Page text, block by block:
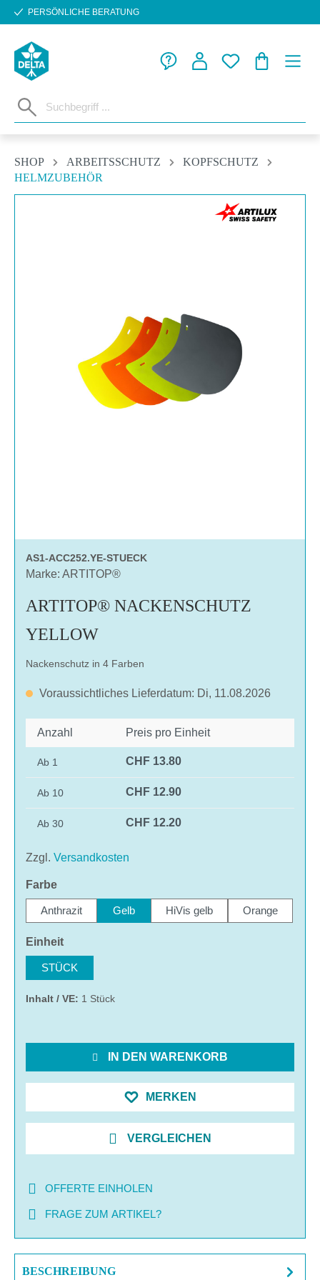
Zum Hauptinhalt springen
PERSÖNLICHE BERATUNG
SHOP ARBEITSSCHUTZ
KOPFSCHUTZ
HELMZUBEHÖR
AS1-ACC252.YE-STUECK
Marke: ARTITOP®
ARTITOP® NACKENSCHUTZ
YELLOW
Nackenschutz in 4 Farben
Voraussichtliches Lieferdatum: Di, 11.08.2026
Anzahl Preis pro Einheit
Ab 1 CHF 13.80
Ab 10 CHF 12.90
Ab 30 CHF 12.20
Zzgl. Versandkosten
Farbeauswählen
Anthrazit Gelb HiVis gelb Orange
Einheitauswählen
STÜCK
Inhalt / VE: 1 Stück
IN DEN WARENKORB
MERKEN
VERGLEICHEN
OFFERTE EINHOLEN
FRAGE ZUM ARTIKEL?
BESCHREIBUNG